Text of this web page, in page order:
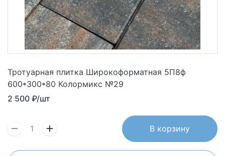
Тротуарная плитка Широкоформатная 5П8ф
600*300*80 Колормикс №29
2 500 ₽/шт
В корзину